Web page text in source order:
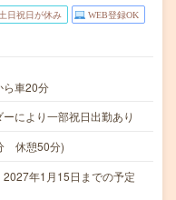
土日祝日が休み WEB登録OK
ら車20分
により一部祝日出勤あり
休憩50分)
年1月15日までの予定